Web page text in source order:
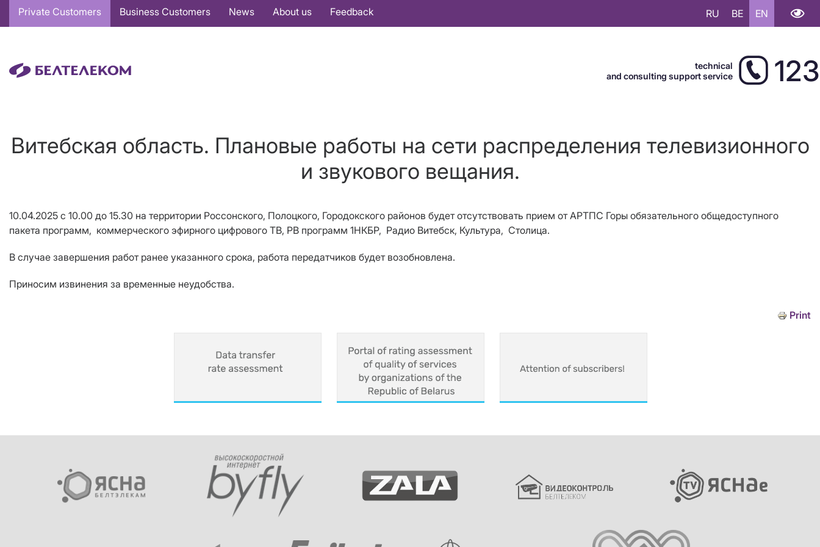
Основная
навигация
Private Customers Business Customers News About us Feedback RU BE EN
technical
and consulting support service
123
Витебская область. Плановые работы на сети распределения телевизионного
и звукового вещания.
10.04.2025 c 10.00 до 15.30 на территории Россонского, Полоцкого, Городокского районов будет отсутствовать прием от АРТПС Горы обязательного общедоступного
пакета программ, коммерческого эфирного цифрового ТВ, РВ программ 1НКБР, Радио Витебск, Культура, Столица.
В случае завершения работ ранее указанного срока, работа передатчиков будет возобновлена.
Приносим извинения за временные неудобства.
Print